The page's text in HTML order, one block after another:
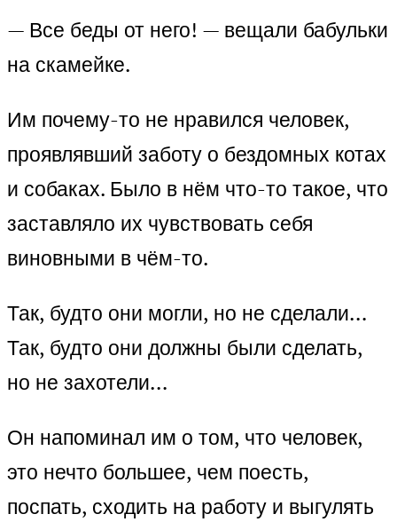
— Все беды от него! — вещали бабульки
на скамейке.
Им почему-то не нравился человек,
проявлявший заботу о бездомных котах
и собаках. Было в нём что-то такое, что
заставляло их чувствовать себя
виновными в чём-то.
Так, будто они могли, но не сделали…
Так, будто они должны были сделать,
но не захотели…
Он напоминал им о том, что человек,
это нечто большее, чем поесть,
поспать, сходить на работу и выгулять